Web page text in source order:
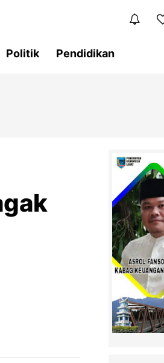
Politik Pendidikan